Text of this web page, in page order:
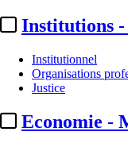
Institutions -
Institutionnel
Organisations
Justice
Economie -